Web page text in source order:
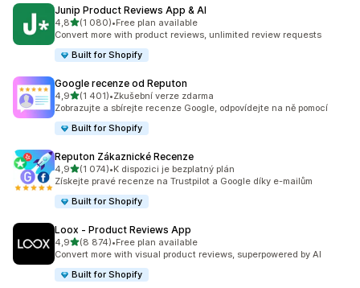
Junip Product Reviews App & AI
4,8z 5 hvězd
(1 080)
Celkový počet recenzí: 1080
•Free plan available
Convert more with product reviews, unlimited review requests
Built for Shopify
Google recenze od Reputon
4,9z 5 hvězd
(1 401)
Celkový počet recenzí: 1401
•Zkušební verze zdarma
Zobrazujte a sbírejte recenze Google, odpovídejte na ně pomocí
Built for Shopify
Reputon Zákaznické Recenze
4,9z 5 hvězd
(1 074)
Celkový počet recenzí: 1074
•K dispozici je bezplatný plán
Získejte pravé recenze na Trustpilot a Google díky e-mailům
Built for Shopify
Loox ‑ Product Reviews App
4,9z 5 hvězd
(8 874)
Celkový počet recenzí: 8874
•Free plan available
Convert more with visual product reviews, superpowered by AI
Built for Shopify